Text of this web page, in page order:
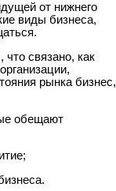
от нижнего
виды бизнеса,
связано, как
рынка бизнес,
обещают